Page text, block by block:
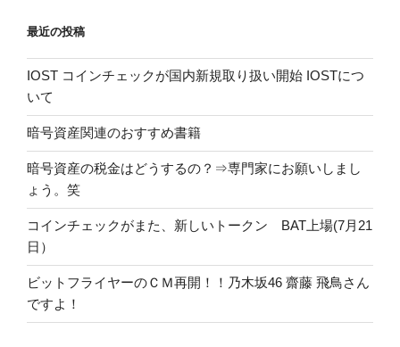
最近の投稿
IOST コインチェックが国内新規取り扱い開始 IOSTにつ
いて
暗号資産関連のおすすめ書籍
暗号資産の税金はどうするの？⇒専門家にお願いしまし
ょう。笑
コインチェックがまた、新しいトークン BAT上場(7月21
日）
ビットフライヤーのＣＭ再開！！乃木坂46 齋藤 飛鳥さん
ですよ！